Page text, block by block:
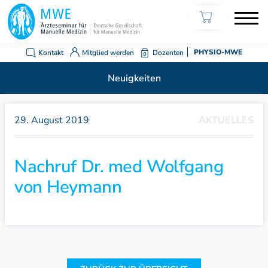
Kontakt Mitglied werden Dozenten PHYSIO-MWE
Neuigkeiten
AKTUELLES
29. August 2019
Nachruf Dr. med Wolfgang
von Heymann